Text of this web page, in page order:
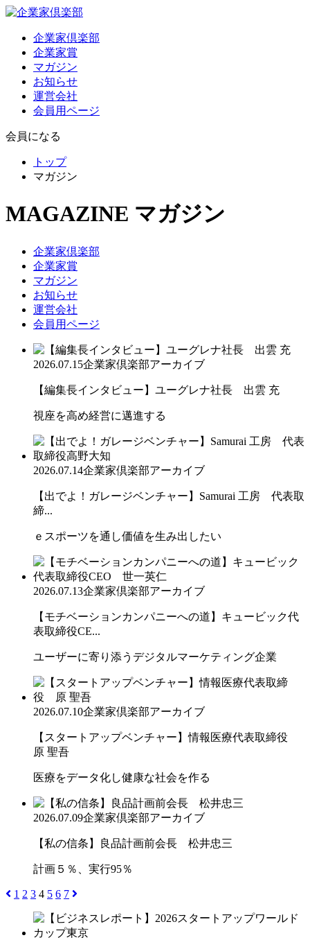
企業家倶楽部
企業家賞
マガジン
お知らせ
運営会社
会員用ページ
会員になる
トップ
マガジン
MAGAZINE マガジン
企業家倶楽部
企業家賞
マガジン
お知らせ
運営会社
会員用ページ
2026.07.15企業家倶楽部アーカイブ
【編集長インタビュー】ユーグレナ社長 出雲 充
視座を高め経営に邁進する
2026.07.14企業家倶楽部アーカイブ
【出でよ！ガレージベンチャー】Samurai 工房 代表取
締...
ｅスポーツを通し価値を生み出したい
2026.07.13企業家倶楽部アーカイブ
【モチベーションカンパニーへの道】キュービック代
表取締役CE...
ユーザーに寄り添うデジタルマーケティング企業
2026.07.10企業家倶楽部アーカイブ
【スタートアップベンチャー】情報医療代表取締役
原 聖吾
医療をデータ化し健康な社会を作る
2026.07.09企業家倶楽部アーカイブ
【私の信条】良品計画前会長 松井忠三
計画５％、実行95％
1 2 3 4 5 6 7